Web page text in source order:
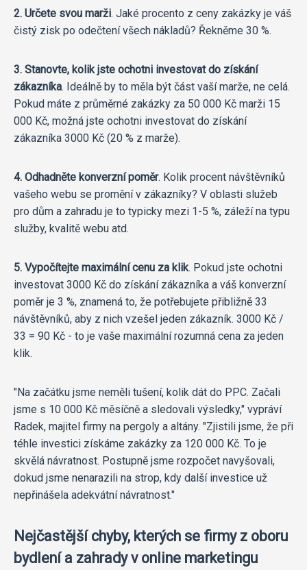
2. Určete svou marži. Jaké procento z ceny zakázky je váš
čistý zisk po odečtení všech nákladů? Řekněme 30 %.
3. Stanovte, kolik jste ochotni investovat do získání
zákazníka. Ideálně by to měla být část vaší marže, ne celá.
Pokud máte z průměrné zakázky za 50 000 Kč marži 15
000 Kč, možná jste ochotni investovat do získání
zákazníka 3000 Kč (20 % z marže).
4. Odhadněte konverzní poměr. Kolik procent návštěvníků
vašeho webu se promění v zákazníky? V oblasti služeb
pro dům a zahradu je to typicky mezi 1-5 %, záleží na typu
služby, kvalitě webu atd.
5. Vypočítejte maximální cenu za klik. Pokud jste ochotni
investovat 3000 Kč do získání zákazníka a váš konverzní
poměr je 3 %, znamená to, že potřebujete přibližně 33
návštěvníků, aby z nich vzešel jeden zákazník. 3000 Kč /
33 = 90 Kč - to je vaše maximální rozumná cena za jeden
klik.
"Na začátku jsme neměli tušení, kolik dát do PPC. Začali
jsme s 10 000 Kč měsíčně a sledovali výsledky," vypráví
Radek, majitel firmy na pergoly a altány. "Zjistili jsme, že při
téhle investici získáme zakázky za 120 000 Kč. To je
skvělá návratnost. Postupně jsme rozpočet navyšovali,
dokud jsme nenarazili na strop, kdy další investice už
nepřinášela adekvátní návratnost."
Nejčastější chyby, kterých se firmy z oboru
bydlení a zahrady v online marketingu